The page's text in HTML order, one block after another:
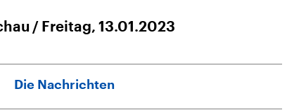
Nahostkonflikt
Freitag, 13.01.2023
Die Nachrichten